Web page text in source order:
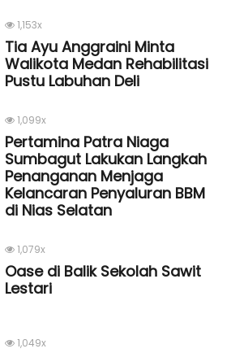
1,153x
Tia Ayu Anggraini Minta
Walikota Medan Rehabilitasi
Pustu Labuhan Deli
1,099x
Pertamina Patra Niaga
Sumbagut Lakukan Langkah
Penanganan Menjaga
Kelancaran Penyaluran BBM
di Nias Selatan
1,079x
Oase di Balik Sekolah Sawit
Lestari
1,049x